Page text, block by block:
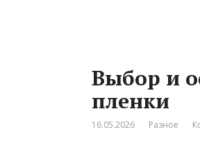
Выбор и
пленки
16.05.2026 Разное